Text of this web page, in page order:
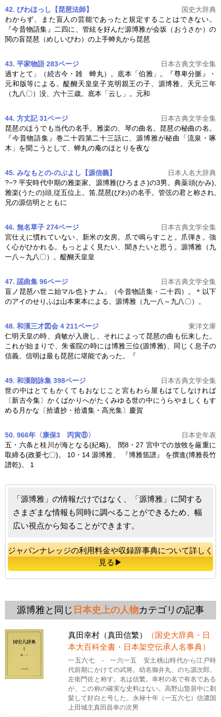
42. びわほっし【琵琶法師】
国史大辞典
わからず、また盲人の芸能であったと規定することはできない。
『今昔物語集』二四に、管絃を好んだ源博雅が会坂（おうさか）の
関の盲琵琶（めしいびわ）の上手蝉丸から琵琶
43. 平家物語 283ページ
日本古典文学全集
過すとて」（続古今・雑 蝉丸）。底本「伯雅」。『尊卑分脈』・
元和版等による。醍醐天皇皇子克明親王の子、 源博雅。天元三年
（九八〇）没、六十三歳。底本「云し」。元和
44. 方丈記 31ページ
日本古典文学全集
琵琶のほうでも当代の名手。雅楽の、琴の曲名。琵琶の秘曲の名。
『今昔物語集』巻二十四第二十三話に、源博雅が秘曲「流泉・啄
木」を聞こうとして、蝉丸の庵のほとりを夜な
45. みなもとの-のぶよし【源信義】
日本人名大辞典
?−? 平安時代中期の雅楽家。 源博雅(ひろまさ)の3男。典薬頭(かみ),
雅楽(うたの)頭,従五位上。笛,琵琶(びわ)の名手。管弦の君と称され,
兄の源信明とともに
46. 無名草子 274ページ
日本古典文学全集
宮仕えに慣れていない、新米の女房。爪で鳴らすこと。爪弾き。強
く心がひかれる。もっとよく見たい、聞きたいと思う。 源博雅 （九
一八～九八〇）。醍醐天皇皇
47. 謡曲集 96ページ
日本古典文学全集
盲ノ琵琶ハ世ニ始マル也トナム」（今昔物語集・二十四）。＊以下
のアイのせりふは山本東本による。 源博雅 （九一八～九八〇）。
48. 和漢三才図会 4 211ページ
東洋文庫
仁明天皇の時、貞敏が入唐し、それによって琵琶の曲も伝来した。
これが始まりで、朱雀院の時には博雅三位(源博雅)、同じく息子の
信義、信明は最も琵琶に堪能であった。『
49. 和漢朗詠集 398ページ
日本古典文学全集
世の中はとてもかくてもおなじこと宮もわら屋もはてしなければ
〔新古今集〕かくばかりへがたくみゆる世の中にうらやましくもす
める月かな〔拾遺抄・拾遺集・高光集〕慶賀
50. 966年〈康保3 丙寅⑧〉
日本史年表
五・六条と桂川が海となる(紀略)。 閏8・27 宮中での放牧を厳重に
取締る(政要七〇)。 10・14源博雅 、 『博雅笛譜』 を撰進(博雅長竹
譜乾)。 1
「源博雅」の情報だけではなく、「源博雅」に関する
さまざまな情報も同時に調べることができるため、幅
広い視点から知ることができます。
ジャパンナレッジの利用料金や収録辞事典について詳しく
見る▶
源博雅と同じ 日本史上の人物カテゴリの記事
真田幸村（真田信繁）
（国史大辞典・日
本大百科全書・日本架空伝承人名事典）
一五六七 - 一六一五 安土桃山時代から江戸時
代前期にかけての武将。幼名御弁丸、のち源次郎。
左衛門佐と称す。名は信繁。幸村の名で有名である
が、この称の確実な史料はない。高野山蟄居中に剃
髪して好白と号した。永禄十年（一五六七）信濃国
上田城主真田昌幸の次男